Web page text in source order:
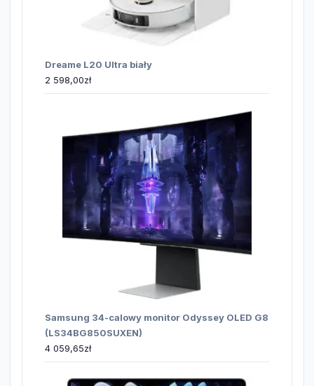
Dreame L20 Ultra biały
2 598,00zł
Samsung 34-calowy monitor Odyssey OLED G8
(LS34BG850SUXEN)
4 059,65zł